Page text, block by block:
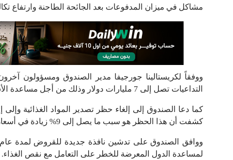
مشاكل في ميزان المدفوعات بعد الجائحة الطاحنة وارتفاع
ووفقاً لكريستالينا جورجيفا مدير الصندوق ومسؤولون
التداعيات تصل إلى 7 مليارات دولار وذلك من أجل مساعدة الأسر الأكثر فقراً.
كما دعا الصندوق إلى إلغاء حظر تصدير المواد الغذائية
كشفت أن هذا الحظر هو سبب ما يصل إلى 9% زيادة في أسعار القمح العالمية.
ووافق الصندوق على تدشين نافذة جديدة للقروض لمدة
لمساعدة الدول المعرضة للخطر على التعامل مع نقص الغذاء.